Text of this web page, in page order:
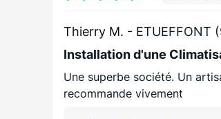
Thierry M. - ETUEFFONT
Installation d'une
Une superbe société. Un
recommande vivement